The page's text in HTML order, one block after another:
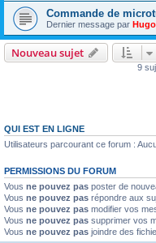
Commande de
Dernier message par
Nouveau sujet
9
QUI EST EN LIGNE
Utilisateurs parcourant ce forum :
PERMISSIONS DU FORUM
Vous ne pouvez pas poster de
Vous ne pouvez pas répondre aux
Vous ne pouvez pas modifier vos
Vous ne pouvez pas supprimer vos
Vous ne pouvez pas joindre des